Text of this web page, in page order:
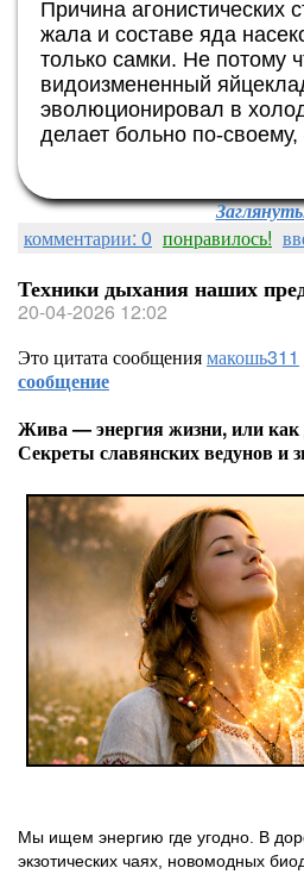
Причина агонистических
жала и составе яда
только самки. Не потому
видоизмененный
эволюционировал в
делает больно по-
комментарии: 0 понравилось!
Техники дыхания наших
20-04-2026 12:02
Это цитата сообщениямакошь311
сообщение
Жива — энергия жизни, или
Секреты славянских ведунов и
Мы ищем энергию где угодно. В
экзотических чаях, новомодных